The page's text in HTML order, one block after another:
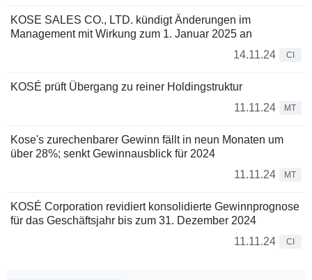
KOSE SALES CO., LTD. kündigt Änderungen im
Management mit Wirkung zum 1. Januar 2025 an
14.11.24
CI
KOSÉ prüft Übergang zu reiner Holdingstruktur
11.11.24
MT
Kose's zurechenbarer Gewinn fällt in neun Monaten um
über 28%; senkt Gewinnausblick für 2024
11.11.24
MT
KOSÉ Corporation revidiert konsolidierte Gewinnprognose
für das Geschäftsjahr bis zum 31. Dezember 2024
11.11.24
CI